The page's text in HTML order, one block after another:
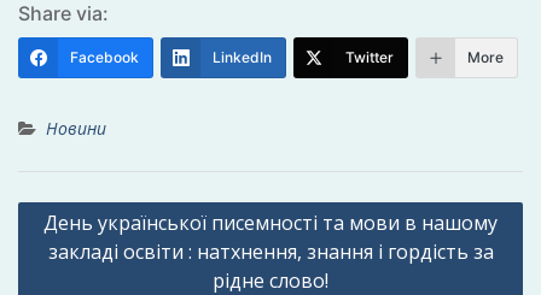
Share via:
Facebook LinkedIn Twitter More
Новини
Навігація
записів
День української писемності та мови в нашому
закладі освіти : натхнення, знання і гордість за
рідне слово!